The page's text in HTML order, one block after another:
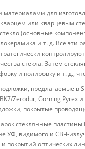
для
или кварцевым
(основные
и т. д. Все эти
стекла. Затем
и полировку и т. д.,
предлагаемые в
Zerodur, Corning Pyrex
покрытые
стеклянные
УФ, видимого и СВЧ-
покрытий оптических